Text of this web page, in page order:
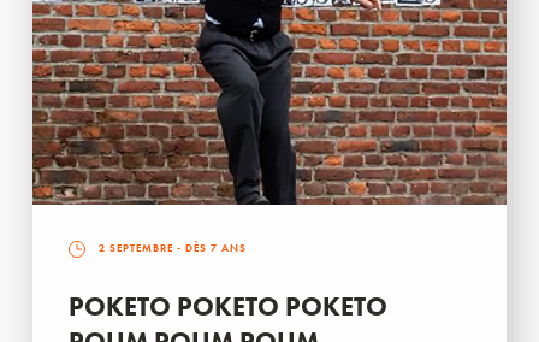
2 SEPTEMBRE - DÈS 7 ANS
POKETO POKETO POKETO